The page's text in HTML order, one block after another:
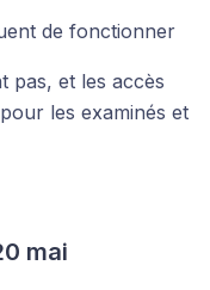
de fonctionner
pas, et les accès
les examinés et
mai